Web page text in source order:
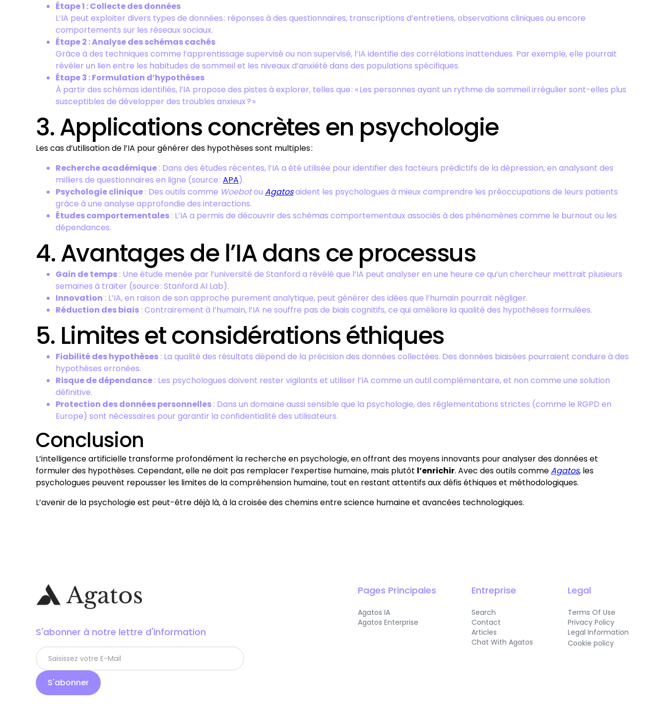
Étape 1 : Collecte des données
L’IA peut exploiter divers types de données : réponses à des questionnaires, transcriptions d’entretiens, observations cliniques ou encore
comportements sur les réseaux sociaux.
Étape 2 : Analyse des schémas cachés
Grâce à des techniques comme l’apprentissage supervisé ou non supervisé, l’IA identifie des corrélations inattendues. Par exemple, elle pourrait
révéler un lien entre les habitudes de sommeil et les niveaux d’anxiété dans des populations spécifiques.
Étape 3 : Formulation d’hypothèses
À partir des schémas identifiés, l’IA propose des pistes à explorer, telles que : « Les personnes ayant un rythme de sommeil irrégulier sont-elles plus
susceptibles de développer des troubles anxieux ? »
3. Applications concrètes en psychologie
Les cas d’utilisation de l’IA pour générer des hypothèses sont multiples :
Recherche académique : Dans des études récentes, l’IA a été utilisée pour identifier des facteurs prédictifs de la dépression, en analysant des
milliers de questionnaires en ligne (source : APA).
Psychologie clinique : Des outils comme Woebotou Agatosaident les psychologues à mieux comprendre les préoccupations de leurs patients
grâce à une analyse approfondie des interactions.
Études comportementales : L’IA a permis de découvrir des schémas comportementaux associés à des phénomènes comme le burnout ou les
dépendances.
4. Avantages de l’IA dans ce processus
Gain de temps : Une étude menée par l’université de Stanford a révélé que l’IA peut analyser en une heure ce qu’un chercheur mettrait plusieurs
semaines à traiter (source : Stanford AI Lab).
Innovation : L’IA, en raison de son approche purement analytique, peut générer des idées que l’humain pourrait négliger.
Réduction des biais : Contrairement à l’humain, l’IA ne souffre pas de biais cognitifs, ce qui améliore la qualité des hypothèses formulées.
5. Limites et considérations éthiques
Fiabilité des hypothèses : La qualité des résultats dépend de la précision des données collectées. Des données biaisées pourraient conduire à des
hypothèses erronées.
Risque de dépendance : Les psychologues doivent rester vigilants et utiliser l’IA comme un outil complémentaire, et non comme une solution
définitive.
Protection des données personnelles : Dans un domaine aussi sensible que la psychologie, des réglementations strictes (comme le RGPD en
Europe) sont nécessaires pour garantir la confidentialité des utilisateurs.
Conclusion
L’intelligence artificielle transforme profondément la recherche en psychologie, en offrant des moyens innovants pour analyser des données et
formuler des hypothèses. Cependant, elle ne doit pas remplacer l’expertise humaine, mais plutôt l’enrichir. Avec des outils commeAgatos, les
psychologues peuvent repousser les limites de la compréhension humaine, tout en restant attentifs aux défis éthiques et méthodologiques.
L’avenir de la psychologie est peut-être déjà là, à la croisée des chemins entre science humaine et avancées technologiques.
S'abonner à notre lettre d'information
Pages Principales
Agatos IA
Agatos Enterprise
Entreprise
Search
Contact
Articles
Chat With Agatos
Legal
Terms Of Use
Privacy Policy
Legal Information
Cookie policy